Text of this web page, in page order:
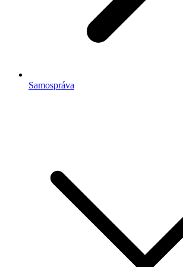
Samospráva